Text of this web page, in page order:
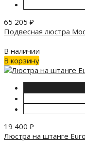
65 205 ₽
Подвесная люстра
В наличии
В корзину
19 400 ₽
Люстра на штанге